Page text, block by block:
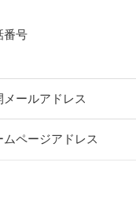
番号
メールアドレス
ムページアドレス